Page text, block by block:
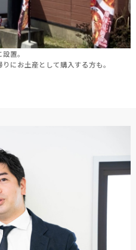
置。
にお土産として購入する方も。